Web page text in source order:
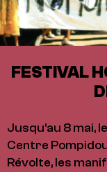
FESTIVAL
Jusqu'au 8 mai,
Centre
Révolte, les